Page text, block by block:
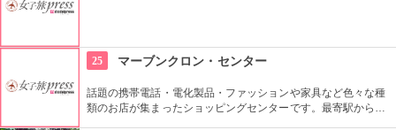
25 マーブンクロン・センター
話題の携帯電話・電化製品・ファッションや家具など色々な種
類のお店が集まったショッピングセンターです。最寄駅からの